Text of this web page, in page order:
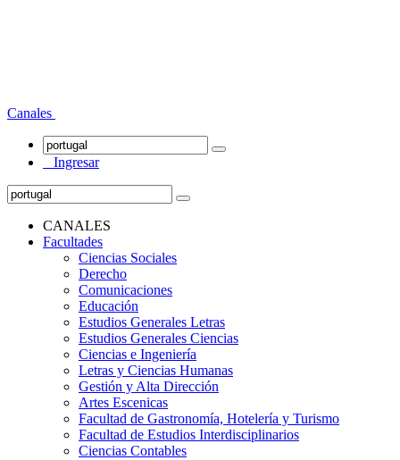
Canales
Ingresar
CANALES
Facultades
Ciencias Sociales
Derecho
Comunicaciones
Educación
Estudios Generales Letras
Estudios Generales Ciencias
Ciencias e Ingeniería
Letras y Ciencias Humanas
Gestión y Alta Dirección
Artes Escenicas
Facultad de Gastronomía, Hotelería y Turismo
Facultad de Estudios Interdisciplinarios
Ciencias Contables